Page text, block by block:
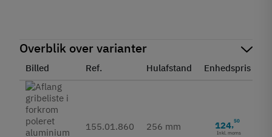
Overblik over varianter
Billed Ref. Hulafstand Enhedspris
155.01.860 256 mm 124,50
Inkl. moms